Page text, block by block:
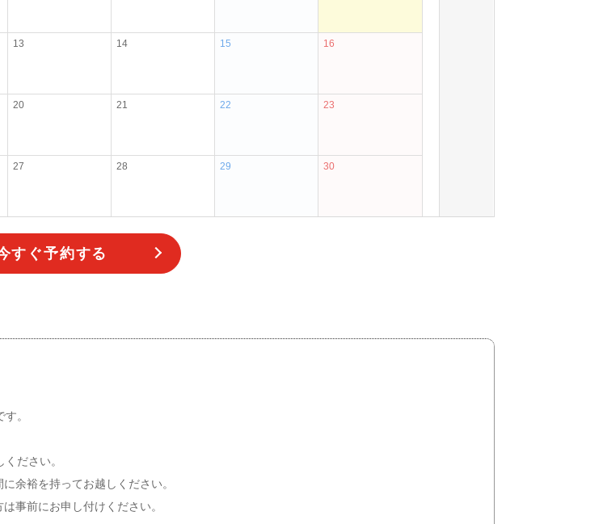
すぐ予約する
。
ださい。
余裕を持ってお越しください。
事前にお申し付けください。